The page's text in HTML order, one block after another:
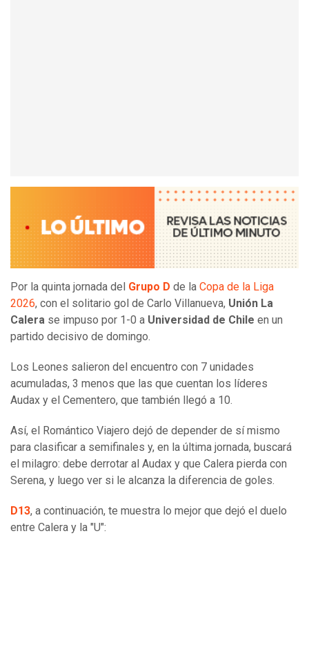
Por la quinta jornada del Grupo D de la Copa de la Liga
2026, con el solitario gol de Carlo Villanueva, Unión La
Calera se impuso por 1-0 a Universidad de Chile en un
partido decisivo de domingo.
Los Leones salieron del encuentro con 7 unidades
acumuladas, 3 menos que las que cuentan los líderes
Audax y el Cementero, que también llegó a 10.
Así, el Romántico Viajero dejó de depender de sí mismo
para clasificar a semifinales y, en la última jornada, buscará
el milagro: debe derrotar al Audax y que Calera pierda con
Serena, y luego ver si le alcanza la diferencia de goles.
D13, a continuación, te muestra lo mejor que dejó el duelo
entre Calera y la "U":